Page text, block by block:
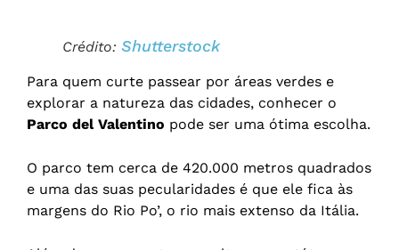
Crédito: Shutterstock
Para quem curte passear por áreas verdes e
explorar a natureza das cidades, conhecer o
Parco del Valentino pode ser uma ótima escolha.
O parco tem cerca de 420.000 metros quadrados
e uma das suas pecularidades é que ele fica às
margens do Rio Po’, o rio mais extenso da Itália.